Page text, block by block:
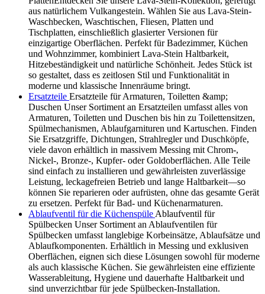
aus natürlichem Vulkangestein. Wählen Sie aus Lava-Stein-
Waschbecken, Waschtischen, Fliesen, Platten und
Tischplatten, einschließlich glasierter Versionen für
einzigartige Oberflächen. Perfekt für Badezimmer, Küchen
und Wohnzimmer, kombiniert Lava-Stein Haltbarkeit,
Hitzebeständigkeit und natürliche Schönheit. Jedes Stück ist
so gestaltet, dass es zeitlosen Stil und Funktionalität in
moderne und klassische Innenräume bringt.
Ersatzteile Ersatzteile für Armaturen, Toiletten &amp;
Duschen Unser Sortiment an Ersatzteilen umfasst alles von
Armaturen, Toiletten und Duschen bis hin zu Toilettensitzen,
Spülmechanismen, Ablaufgarnituren und Kartuschen. Finden
Sie Ersatzgriffe, Dichtungen, Strahlregler und Duschköpfe,
viele davon erhältlich in massivem Messing mit Chrom-,
Nickel-, Bronze-, Kupfer- oder Goldoberflächen. Alle Teile
sind einfach zu installieren und gewährleisten zuverlässige
Leistung, leckagefreien Betrieb und lange Haltbarkeit—so
können Sie reparieren oder aufrüsten, ohne das gesamte Gerät
zu ersetzen. Perfekt für Bad- und Küchenarmaturen.
Ablaufventil für die Küchenspüle Ablaufventil für
Spülbecken Unser Sortiment an Ablaufventilen für
Spülbecken umfasst langlebige Korbeinsätze, Ablaufsätze und
Ablaufkomponenten. Erhältlich in Messing und exklusiven
Oberflächen, eignen sich diese Lösungen sowohl für moderne
als auch klassische Küchen. Sie gewährleisten eine effiziente
Wasserableitung, Hygiene und dauerhafte Haltbarkeit und
sind unverzichtbar für jede Spülbecken-Installation.